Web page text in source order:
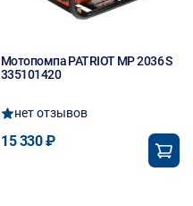
Мотопомпа PATRIOT MP 2036 S
335101420
нет отзывов
15 330 ₽